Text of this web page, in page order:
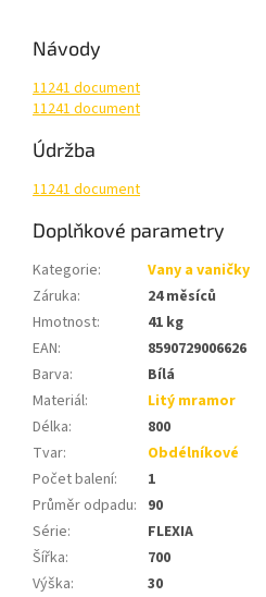
Návody
11241 document
11241 document
Údržba
11241 document
Doplňkové parametry
Kategorie:
Vany a vaničky
Záruka:
24 měsíců
Hmotnost:
41 kg
EAN:
8590729006626
Barva:
Bílá
Materiál:
Litý mramor
Délka:
800
Tvar:
Obdélníkové
Počet balení:
1
Průměr odpadu: 90
Série:
FLEXIA
Šířka:
700
Výška:
30